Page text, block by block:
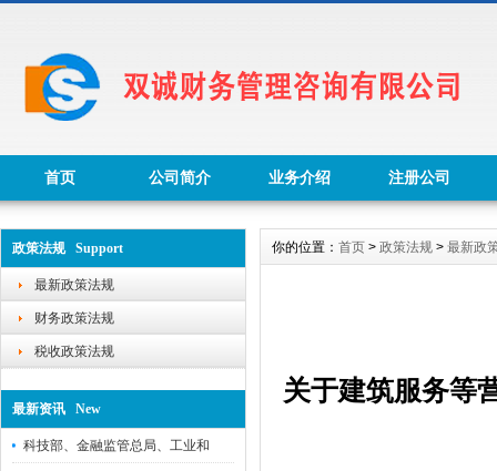
首页 公司简介 业务介绍 注册公司
政策法规 Support
最新政策法规
财务政策法规
税收政策法规
最新资讯 New
科技部、金融监管总局、工业和
你的位置： 首页 > 政策法规 > 最新政
关于建筑服务等